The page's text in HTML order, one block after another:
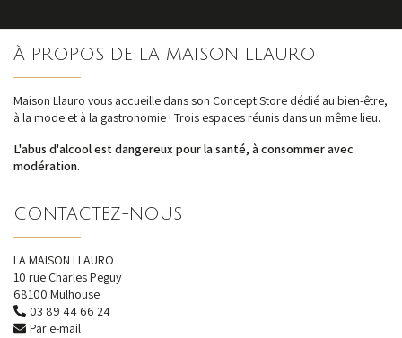
nos dernières
À PROPOS DE LA MAISON LLAURO
Maison Llauro vous accueille dans son Concept Store dédié au bien-être,
à la mode et à la gastronomie ! Trois espaces réunis dans un même lieu.
L'abus d'alcool est dangereux pour la santé, à consommer avec
modération.
CONTACTEZ-NOUS
LA MAISON LLAURO
10 rue Charles Peguy
68100 Mulhouse
03 89 44 66 24
Par e-mail